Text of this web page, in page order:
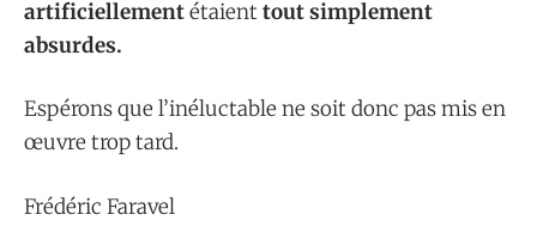
artificiellementétaient tout simplement
absurdes.
Espérons que l’inéluctable ne soit donc pas mis en
œuvre trop tard.
Frédéric Faravel